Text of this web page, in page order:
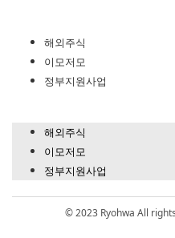
해외주식
이모저모
정부지원사업
해외주식
이모저모
정부지원사업
© 2023 Ryohwa All